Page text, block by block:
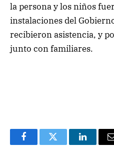
la persona y los niños
instalaciones del
recibieron asistencia, y
junto con familiares.
FacebookTwitter